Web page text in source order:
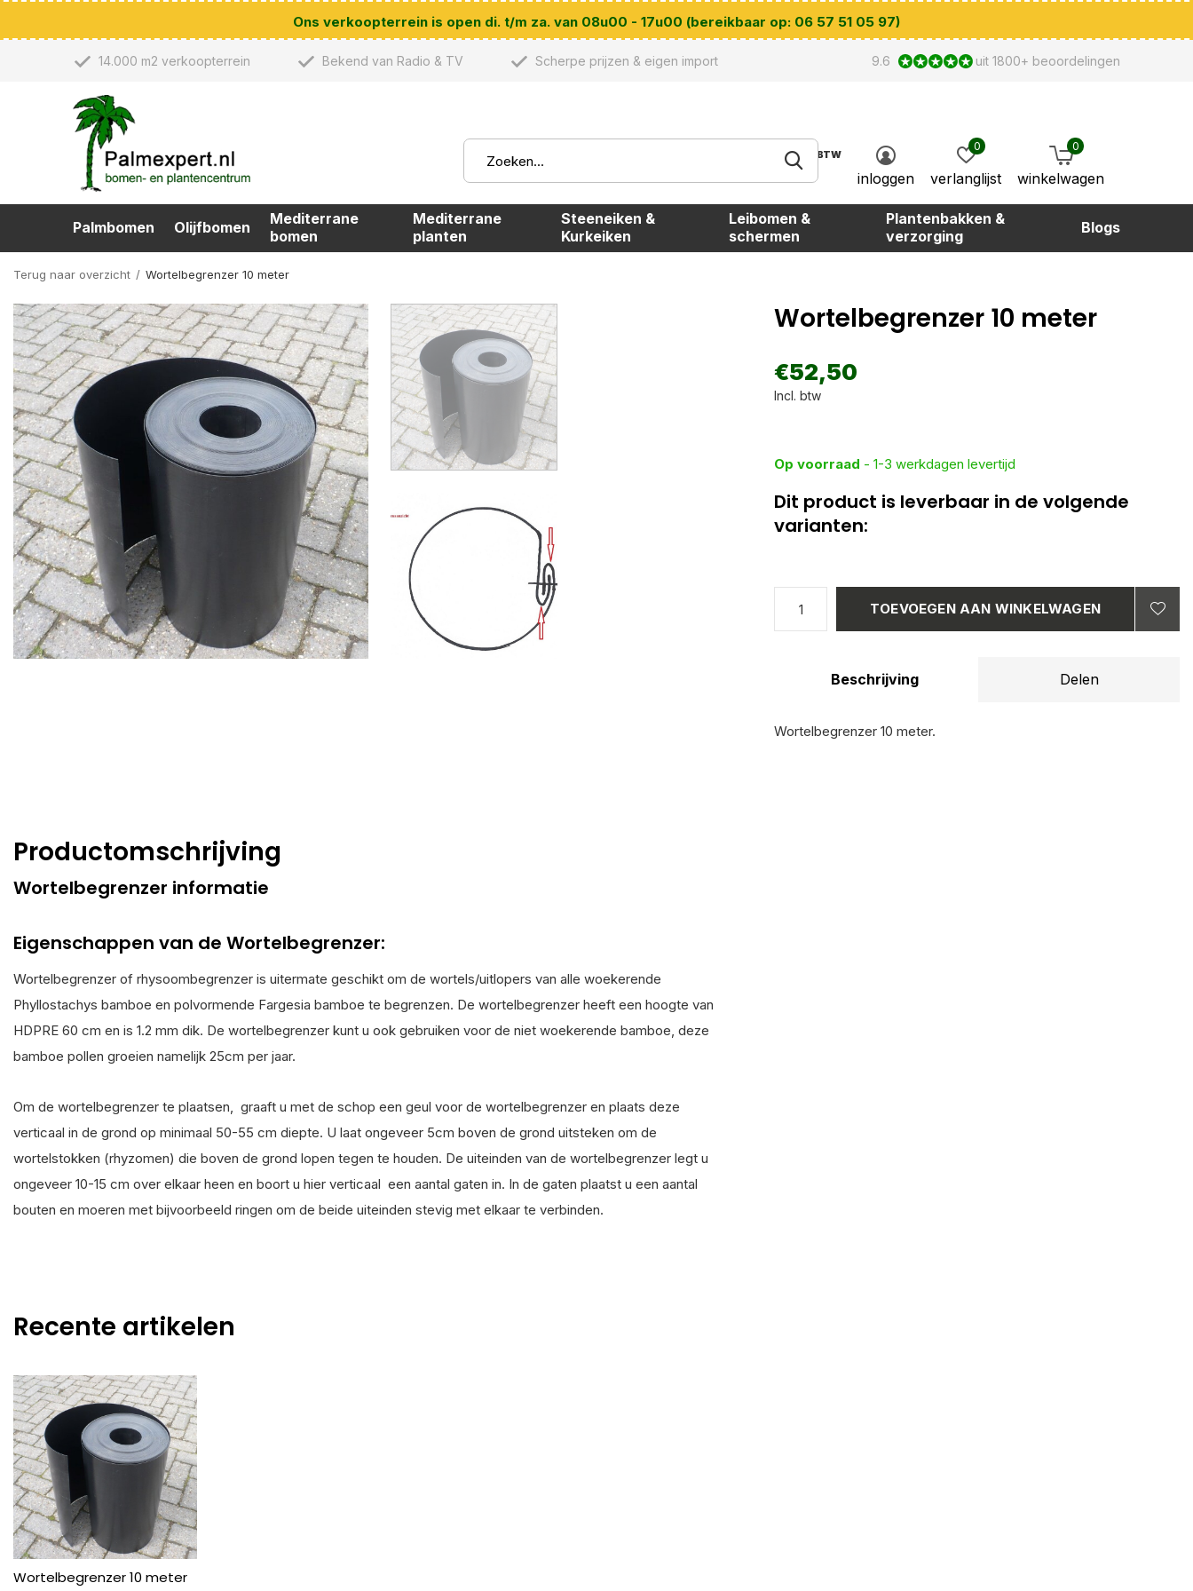
Palmbomen Olijfbomen
Mediterrane
bomen
Mediterrane
planten
Steeneiken &
Kurkeiken
Leibomen &
schermen
Plantenbakken &
verzorging
Blogs
BTW
inloggen verlanglijst
0
winkelwagen
0
14.000 m2 verkoopterrein Bekend van Radio & TV Scherpe prijzen & eigen import 9.6 uit 1800+ beoordelingen
Ons verkoopterrein is open di. t/m za. van 08u00 - 17u00 (bereikbaar op: 06 57 51 05 97)
Terug naar overzicht Wortelbegrenzer 10 meter
Wortelbegrenzer 10 meter
€52,50
Incl. btw
Op voorraad - 1-3 werkdagen levertijd
Dit product is leverbaar in de volgende
varianten:
TOEVOEGEN AAN WINKELWAGEN
Beschrijving Delen
Wortelbegrenzer 10 meter.
Productomschrijving
Wortelbegrenzer informatie
Eigenschappen van de Wortelbegrenzer:
Wortelbegrenzer of rhysoombegrenzer is uitermate geschikt om de wortels/uitlopers van alle woekerende
Phyllostachys bamboe en polvormende Fargesia bamboe te begrenzen. De wortelbegrenzer heeft een hoogte van
HDPRE 60 cm en is 1.2 mm dik. De wortelbegrenzer kunt u ook gebruiken voor de niet woekerende bamboe, deze
bamboe pollen groeien namelijk 25cm per jaar.
Om de wortelbegrenzer te plaatsen, graaft u met de schop een geul voor de wortelbegrenzer en plaats deze
verticaal in de grond op minimaal 50-55 cm diepte. U laat ongeveer 5cm boven de grond uitsteken om de
wortelstokken (rhyzomen) die boven de grond lopen tegen te houden. De uiteinden van de wortelbegrenzer legt u
ongeveer 10-15 cm over elkaar heen en boort u hier verticaal een aantal gaten in. In de gaten plaatst u een aantal
bouten en moeren met bijvoorbeeld ringen om de beide uiteinden stevig met elkaar te verbinden.
Recente artikelen
Wortelbegrenzer 10 meter